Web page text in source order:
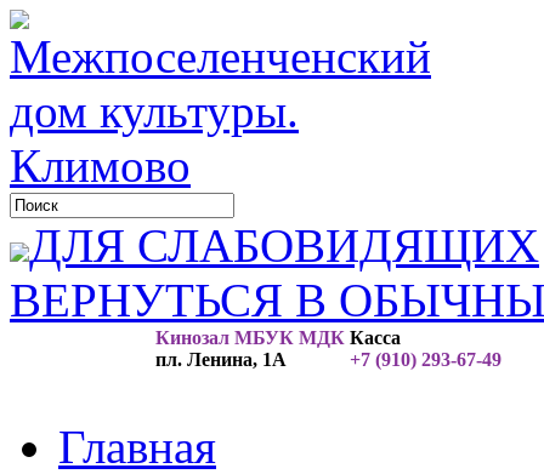
ДЛЯ СЛАБОВИДЯЩИХ
ВЕРНУТЬСЯ В
Кинозал МБУК МДК
пл. Ленина, 1А
Касса
+7 (910) 293-67-49
Главная